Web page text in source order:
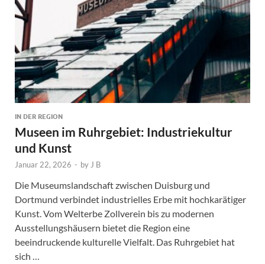
IN DER REGION
Museen im Ruhrgebiet: Industriekultur
und Kunst
Januar 22, 2026 - by J B
Die Museumslandschaft zwischen Duisburg und
Dortmund verbindet industrielles Erbe mit hochkarätiger
Kunst. Vom Welterbe Zollverein bis zu modernen
Ausstellungshäusern bietet die Region eine
beeindruckende kulturelle Vielfalt. Das Ruhrgebiet hat
sich …